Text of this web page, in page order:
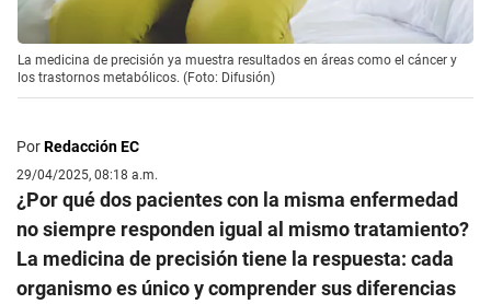
La medicina de precisión ya muestra resultados en áreas como el cáncer y
los trastornos metabólicos. (Foto: Difusión)
PorRedacción EC
29/04/2025, 08:18 a.m.
¿Por qué dos pacientes con la misma enfermedad
no siempre responden igual al mismo tratamiento?
La medicina de precisión tiene la respuesta: cada
organismo es único y comprender sus diferencias